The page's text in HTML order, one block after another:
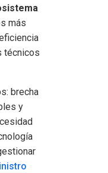
más
técnicos
brecha
y